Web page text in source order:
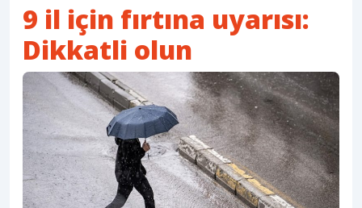
9 il için fırtına uyarısı:
Dikkatli olun